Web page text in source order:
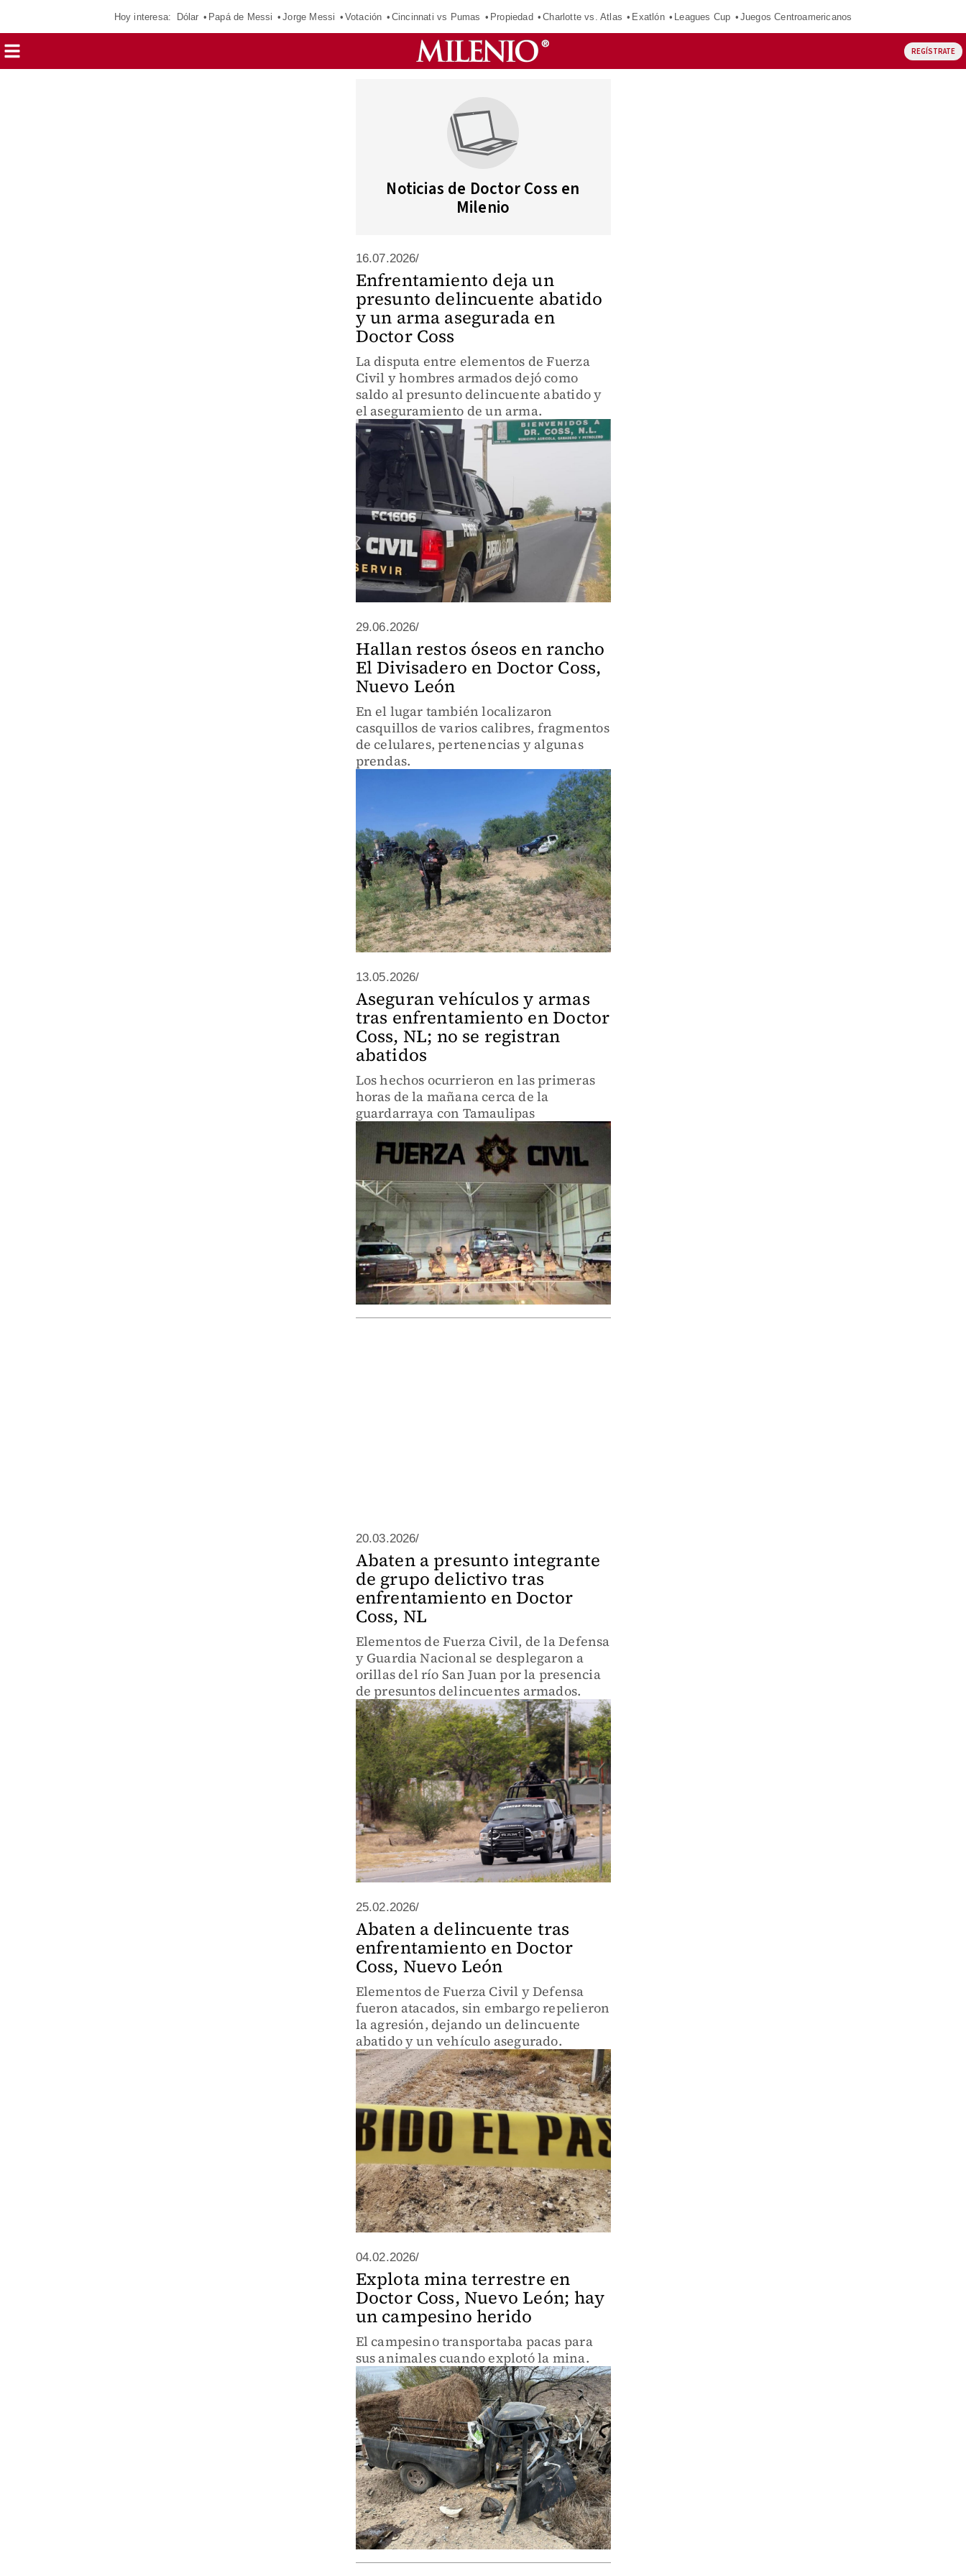
Hoy interesa: Dólar Papá de Messi Jorge Messi Votación Cincinnati vs Pumas Propiedad Charlotte vs. Atlas Exatlón Leagues Cup Juegos Centroamericanos
REGÍSTRATE
Noticias de Doctor Coss en
Milenio
16.07.2026/
Enfrentamiento deja un
presunto delincuente abatido
y un arma asegurada en
Doctor Coss
La disputa entre elementos de Fuerza
Civil y hombres armados dejó como
saldo al presunto delincuente abatido y
el aseguramiento de un arma.
29.06.2026/
Hallan restos óseos en rancho
El Divisadero en Doctor Coss,
Nuevo León
En el lugar también localizaron
casquillos de varios calibres, fragmentos
de celulares, pertenencias y algunas
prendas.
13.05.2026/
Aseguran vehículos y armas
tras enfrentamiento en Doctor
Coss, NL; no se registran
abatidos
Los hechos ocurrieron en las primeras
horas de la mañana cerca de la
guardarraya con Tamaulipas
20.03.2026/
Abaten a presunto integrante
de grupo delictivo tras
enfrentamiento en Doctor
Coss, NL
Elementos de Fuerza Civil, de la Defensa
y Guardia Nacional se desplegaron a
orillas del río San Juan por la presencia
de presuntos delincuentes armados.
25.02.2026/
Abaten a delincuente tras
enfrentamiento en Doctor
Coss, Nuevo León
Elementos de Fuerza Civil y Defensa
fueron atacados, sin embargo repelieron
la agresión, dejando un delincuente
abatido y un vehículo asegurado.
04.02.2026/
Explota mina terrestre en
Doctor Coss, Nuevo León; hay
un campesino herido
El campesino transportaba pacas para
sus animales cuando explotó la mina.